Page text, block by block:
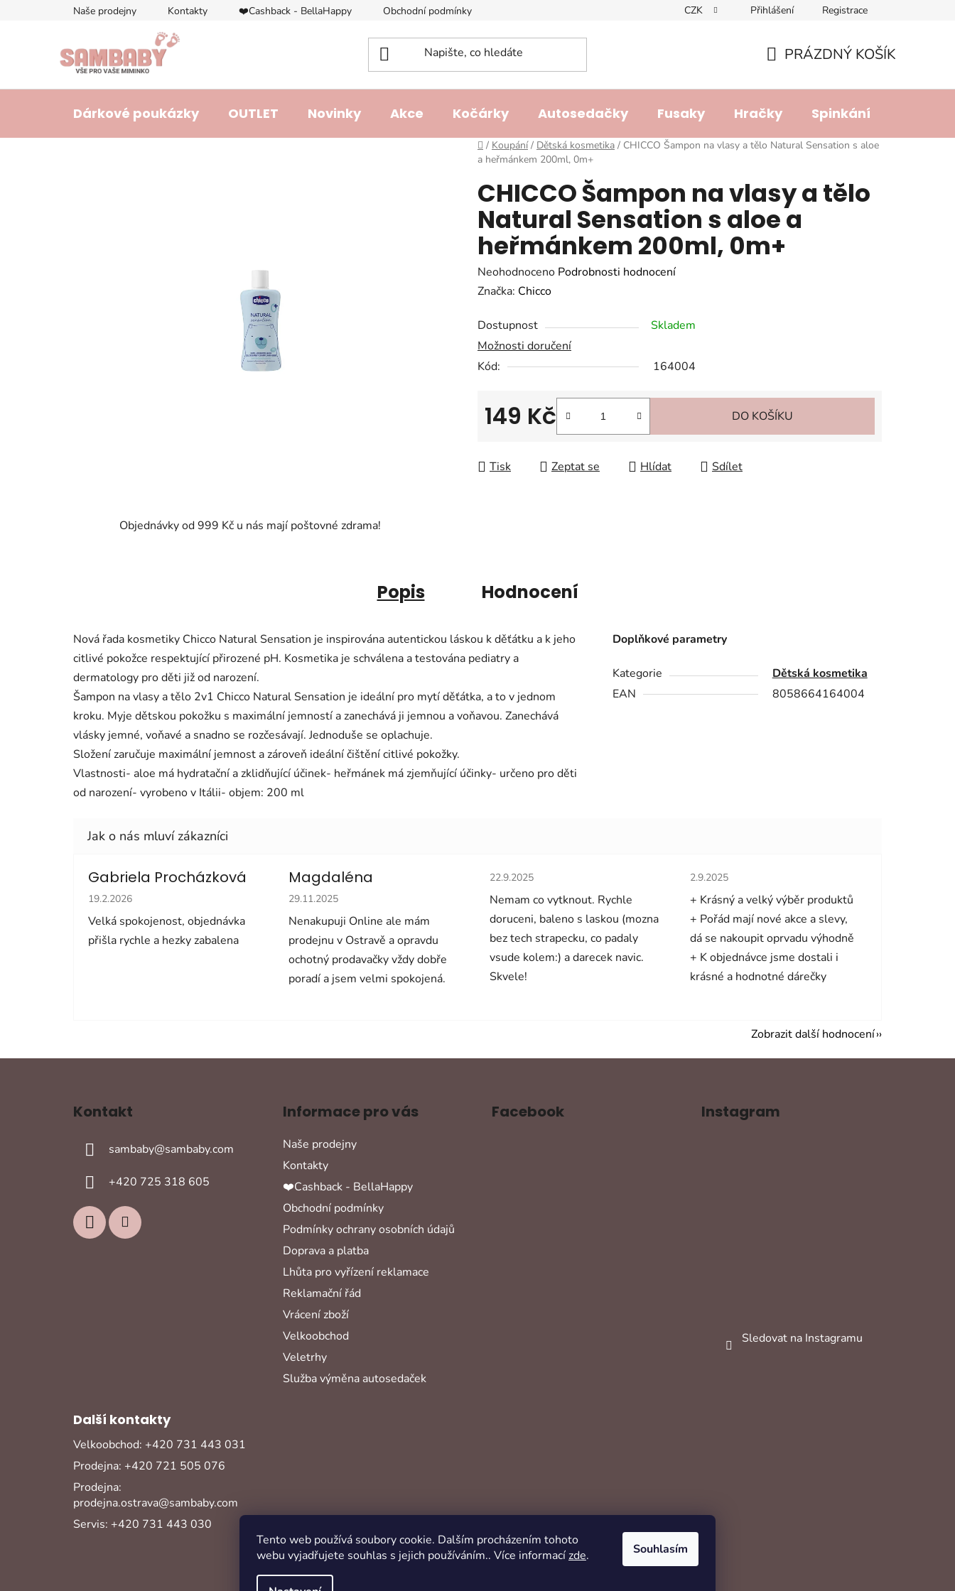
Tento web používá soubory cookie. Dalším procházením tohoto
webu vyjadřujete souhlas s jejich používáním.. Více informacízde. Souhlasím
Naše prodejny Kontakty ❤️Cashback - BellaHappy Obchodní podmínky Doprava a platba Lhůta pro vyřízení reklamace
CZK Přihlášení Registrace
KOŠÍK
PRÁZDNÝ KOŠÍK
Dárkové poukázky OUTLET Novinky Akce Kočárky Autosedačky Fusaky Hračky Spinkání
Domů
/ Koupání / Dětská kosmetika / CHICCO Šampon na vlasy a tělo Natural Sensation s aloe
a heřmánkem 200ml, 0m+
CHICCO Šampon na vlasy a tělo
Natural Sensation s aloe a
heřmánkem 200ml, 0m+
Průměrné
hodnocení
je
0,0
z
hvězdiček.
Neohodnoceno Podrobnosti hodnocení
Značka: Chicco
Dostupnost
Skladem
Možnosti doručení
Kód:
164004
149 Kč DO KOŠÍKU
Tisk Zeptat se Hlídat Sdílet
Objednávky od 999 Kč u nás mají poštovné zdrama!
Popis Hodnocení
Nová řada kosmetiky Chicco Natural Sensation je inspirována autentickou láskou k děťátku a k jeho
citlivé pokožce respektující přirozené pH. Kosmetika je schválena a testována pediatry a
dermatology pro děti již od narození.
Šampon na vlasy a tělo 2v1 Chicco Natural Sensation je ideální pro mytí děťátka, a to v jednom
kroku. Myje dětskou pokožku s maximální jemností a zanechává ji jemnou a voňavou. Zanechává
vlásky jemné, voňavé a snadno se rozčesávají. Jednoduše se oplachuje.
Složení zaručuje maximální jemnost a zároveň ideální čištění citlivé pokožky.
Vlastnosti- aloe má hydratační a zklidňující účinek- heřmánek má zjemňující účinky- určeno pro děti
od narození- vyrobeno v Itálii- objem: 200 ml
Doplňkové parametry
Kategorie
Dětská kosmetika
EAN
8058664164004
Gabriela Procházková
Hodnocení obchodu je 5 z 5 hvězdiček.
19.2.2026
Velká spokojenost, objednávka
přišla rychle a hezky zabalena
Magdaléna
Hodnocení obchodu je 5 z 5 hvězdiček.
29.11.2025
Nenakupuji Online ale mám
prodejnu v Ostravě a opravdu
ochotný prodavačky vždy dobře
poradí a jsem velmi spokojená.
Hodnocení obchodu je 5 z 5 hvězdiček.
22.9.2025
Nemam co vytknout. Rychle
doruceni, baleno s laskou (mozna
bez tech strapecku, co padaly
vsude kolem:) a darecek navic.
Skvele!
Hodnocení obchodu je 5 z 5 hvězdiček.
2.9.2025
+ Krásný a velký výběr produktů
+ Pořád mají nové akce a slevy,
dá se nakoupit oprvadu výhodně
+ K objednávce jsme dostali i
krásné a hodnotné dárečky
Zobrazit další hodnocení
Kontakt
sambaby@sambaby.com
+420 725 318 605
Informace pro vás
Naše prodejny
Kontakty
❤️Cashback - BellaHappy
Obchodní podmínky
Podmínky ochrany osobních údajů
Doprava a platba
Lhůta pro vyřízení reklamace
Reklamační řád
Vrácení zboží
Velkoobchod
Veletrhy
Služba výměna autosedaček
Facebook Instagram
Sledovat na Instagramu
Další kontakty
Velkoobchod: +420 731 443 031
Prodejna: +420 721 505 076
Prodejna:
prodejna.ostrava@sambaby.com
Servis: +420 731 443 030